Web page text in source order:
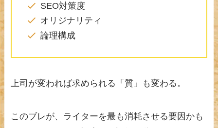
SEO対策度
オリジナリティ
論理構成
上司が変われば求められる「質」も変わる。
このブレが、ライターを最も消耗させる要因かも